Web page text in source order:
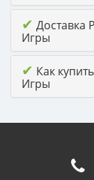
✔ Доставка
Игры
✔ Как
Игры